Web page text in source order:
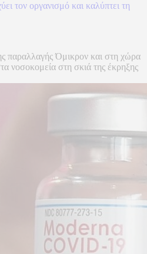
τον οργανισμό και καλύπτει τη
παραλλαγής Όμικρον και στη χώρα
νοσοκομεία στη σκιά της έκρηξης